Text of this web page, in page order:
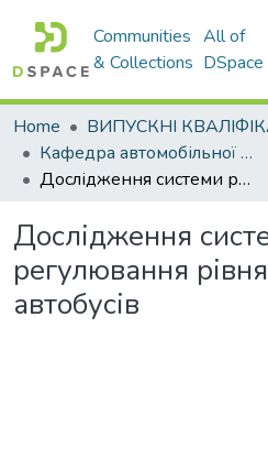
Communities
& Collections
All of
DSpace
Home
Кафедра автомобільної електроніки
Дослідження системи регулювання рівня підлоги автобусів
Дослідження
регулювання
автобусів